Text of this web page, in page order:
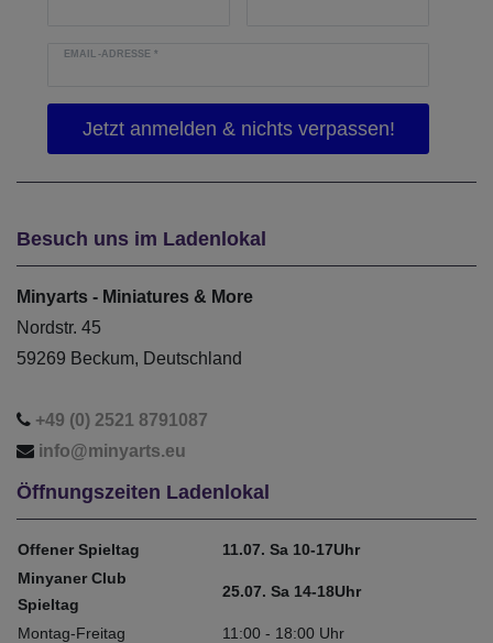
EMAIL-ADRESSE*
Besuch uns im Ladenlokal
Minyarts - Miniatures & More
Nordstr. 45
59269 Beckum, Deutschland
+49 (0) 2521 8791087
info@minyarts.eu
Öffnungszeiten Ladenlokal
Offener Spieltag
11.07. Sa 10-17Uhr
Minyaner Club
Spieltag
25.07. Sa 14-18Uhr
Montag-Freitag 11:00 - 18:00 Uhr